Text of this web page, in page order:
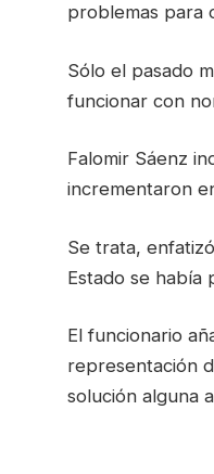
problemas para
Sólo el pasado
funcionar con
Falomir Sáenz
incrementaron
Se trata,
Estado se había
El funcionario
representación
solución alguna